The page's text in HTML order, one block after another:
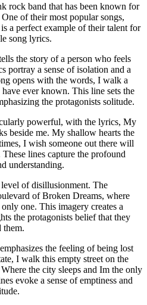
rock band that has been known for
of their most popular songs,
a perfect example of their talent for
song lyrics.
the story of a person who feels
portray a sense of isolation and a
opens with the words, I walk a
ever known. This line sets the
the protagonists solitude.
powerful, with the lyrics, My
beside me. My shallow hearts the
I wish someone out there will
lines capture the profound
understanding.
of disillusionment. The
of Broken Dreams, where
one. This imagery creates a
the protagonists belief that they
them.
the feeling of being lost
I walk this empty street on the
the city sleeps and Im the only
evoke a sense of emptiness and